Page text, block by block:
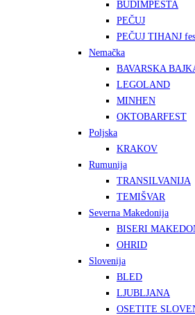
BUDIMPEŠTA
PEČUJ
PEČUJ TIHANJ
Nemačka
BAVARSKA
LEGOLAND
MINHEN
OKTOBARFEST
Poljska
KRAKOV
Rumunija
TRANSILVANIJA
TEMIŠVAR
Severna Makedonija
BISERI
OHRID
Slovenija
BLED
LJUBLJANA
OSETITE